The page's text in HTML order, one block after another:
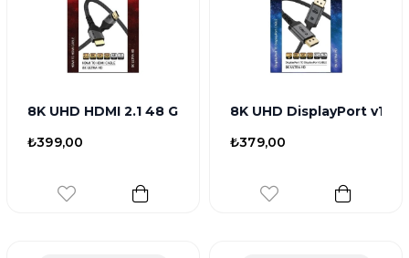
8K UHD HDMI 2.1 48 Gbps / 24K Gold / Alüminyum
₺399,00
8K UHD DisplayPort v1.4
₺379,00